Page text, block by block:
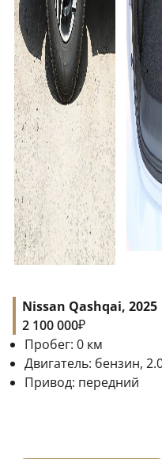
Nissan Qashqai, 2025
2 100 000₽
Пробег: 0 км
Двигатель: бензин,
Привод: передний